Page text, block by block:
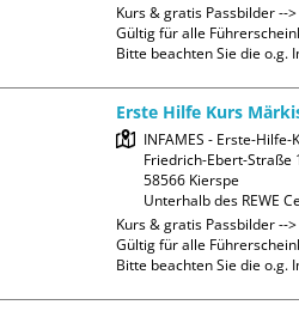
Kurs & gratis Passbilder --
Gültig für alle
Bitte beachten Sie die o.g.
Erste Hilfe Kurs
INFAMES - Erste-Hilfe-
Friedrich-Ebert-Straße
58566 Kierspe
Unterhalb des REWE
Kurs & gratis Passbilder --
Gültig für alle
Bitte beachten Sie die o.g.